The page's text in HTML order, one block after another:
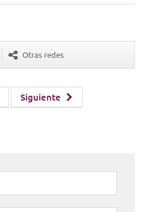
Otras redes
Siguiente